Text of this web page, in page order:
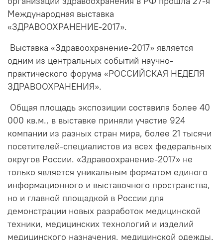
Международная выставка
«ЗДРАВООХРАНЕНИЕ-2017».
Выставка «Здравоохранение-2017» является
одним из центральных событий научно-
практического форума «РОССИЙСКАЯ НЕДЕЛЯ
ЗДРАВООХРАНЕНИЯ».
Общая площадь экспозиции составила более 40
000 кв.м., в выставке приняли участие 924
компании из разных стран мира, более 21 тысячи
посетителей-специалистов из всех федеральных
округов России. «Здравоохранение-2017» не
только является уникальным форматом единого
информационного и выставочного пространства,
но и главной площадкой в России для
демонстрации новых разработок медицинской
техники, медицинских технологий и изделий
медицинского назначения, медицинской одежды.